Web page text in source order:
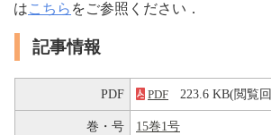
はこちら をご参照ください．
記事情報
PDF PDF 223.6 KB(閲覧
巻・号 15巻1号